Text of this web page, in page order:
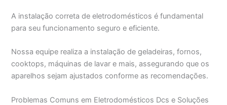
A instalação correta de eletrodomésticos é fundamental
para seu funcionamento seguro e eficiente.
Nossa equipe realiza a instalação de geladeiras, fornos,
cooktops, máquinas de lavar e mais, assegurando que os
aparelhos sejam ajustados conforme as recomendações.
Problemas Comuns em Eletrodomésticos Dcs e Soluções